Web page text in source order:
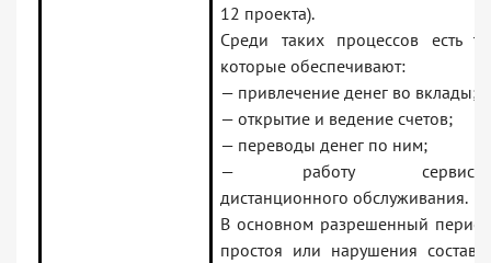
12 проекта).
Среди таких процессов есть
которые обеспечивают:
— привлечение денег во вклады;
— открытие и ведение счетов;
— переводы денег по ним;
— работу
дистанционного обслуживания.
В основном разрешенный
простоя или нарушения